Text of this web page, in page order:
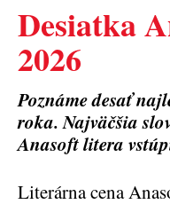
Desiatka
2026
Poznáme desať
roka. Najväčšia
Anasoft litera
Literárna cena